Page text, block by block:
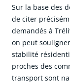
Sur la base des
de citer
demandés à
on peut
stabilité
proches des
transport sont